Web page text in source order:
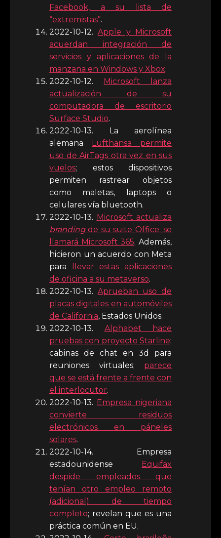
Facebook, a su lista de
“extremistas”.
2022-10-12.Apple y Microsoft
acuerdan integración de
servicios y aplicaciones de la
manzana en Windows y Xbox.
2022-10-12. Microsoft lanza
actualización de su
computadora de escritorio
Surface Studio.
2022-10-13. La aerolínea
alemana Lufthansa permite
uso de AirTags otra vez en sus
vuelos; estos dispositivos
permiten rastrear objetos
como maletas, laptops o
celulares vía bluetooth.
2022-10-13. Microsoft actualiza
brandingde su suite Office; se
llamará Microsoft 365. Además,
hicieron un acuerdo con Meta
para
llevar estas aplicaciones
de oficina a su metaverso.
2022-10-13. Aprueban uso de
placas digitales en automóviles
de California, Estados Unidos.
2022-10-13. Alphabet hace
pruebas con proyecto Starline:
cabinas de chat en 3d para
reuniones virtuales; parece
que se está frente a frente con
el interlocutor.
2022-10-13. Empresa nigeriana
convierte residuos
electrónicos en páneles
solares.
2022-10-14. Empresa
estadounidense Equifax
despide empleados que
tenían otro empleo remoto
(adicional) de tiempo
completo; revelan que es una
práctica común en EU.